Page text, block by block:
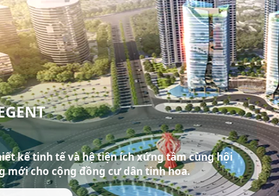
kế tinh tế và hệ tiện ích xứng tầm cùng hội
mới cho cộng đồng cư dân tinh hoa.